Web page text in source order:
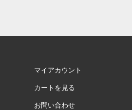
マイアカウント
カートを見る
お問い合わせ